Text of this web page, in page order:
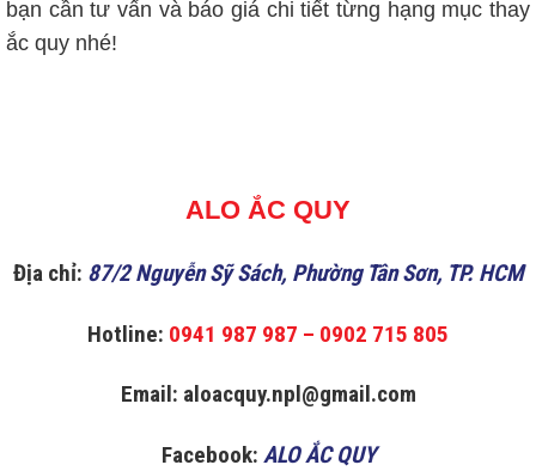
bạn cần tư vấn và báo giá chi tiết từng hạng mục thay
ắc quy nhé!
ALO ẮC QUY
Địa chỉ: 87/2 Nguyễn Sỹ Sách, Phường Tân Sơn, TP. HCM
Hotline: 0941 987 987 – 0902 715 805
Email: aloacquy.npl@gmail.com
Facebook: ALO ẮC QUY